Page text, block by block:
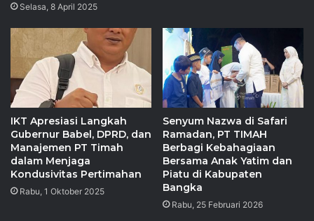
Selasa, 8 April 2025
IKT Apresiasi Langkah
Gubernur Babel, DPRD, dan
Manajemen PT Timah
dalam Menjaga
Kondusivitas Pertimahan
Rabu, 1 Oktober 2025
Senyum Nazwa di Safari
Ramadan, PT TIMAH
Berbagi Kebahagiaan
Bersama Anak Yatim dan
Piatu di Kabupaten
Bangka
Rabu, 25 Februari 2026